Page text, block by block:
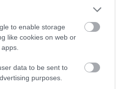
to enable storage
like cookies on web or
data to be sent to
purposes.
Családoknál ez látványos
is élnek a lakásban.
a tiszta otthon nem